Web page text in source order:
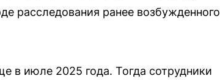
расследования ранее возбужденного
в июле 2025 года. Тогда сотрудники